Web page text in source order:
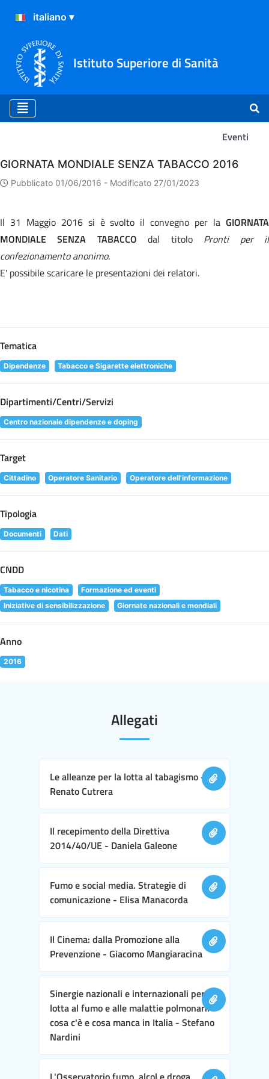
Istituto Superiore di Sanità
Eventi
Eventi
GIORNATA MONDIALE SENZA TABACCO 2016
Pubblicato 01/06/2016 - Modificato 27/01/2023
Il 31 Maggio 2016 si è svolto il convegno per la GIORNATA
MONDIALE SENZA TABACCOdal titolo Pronti per il
confezionamento anonimo.
E' possibile scaricare le presentazioni dei relatori.
Tematica
Dipendenze Tabacco e Sigarette elettroniche
Dipartimenti/Centri/Servizi
Centro nazionale dipendenze e doping
Target
Cittadino Operatore Sanitario Operatore dell'informazione
Tipologia
Documenti Dati
CNDD
Tabacco e nicotina
Formazione ed eventi
Iniziative di sensibilizzazione
Giornate nazionali e mondiali
Anno
2016
Allegati
Le alleanze per la lotta al tabagismo -
Renato Cutrera
Il recepimento della Direttiva
2014/40/UE - Daniela Galeone
Fumo e social media. Strategie di
comunicazione - Elisa Manacorda
Il Cinema: dalla Promozione alla
Prevenzione - Giacomo Mangiaracina
Sinergie nazionali e internazionali per la
lotta al fumo e alle malattie polmonari:
cosa c'è e cosa manca in Italia - Stefano
Nardini